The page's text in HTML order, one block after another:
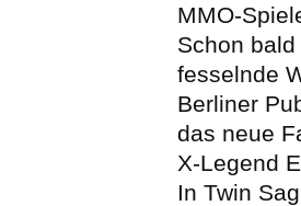
MMO-
Schon
fesselnde
Berliner
das neue
X-Legend
In Twin